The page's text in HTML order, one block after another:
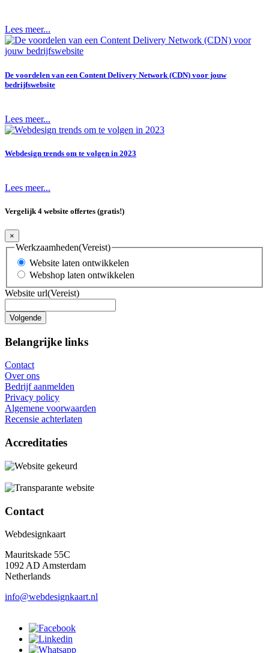
Lees meer...
De voordelen van een Content Delivery Network (CDN) voor jouw
bedrijfswebsite
Lees meer...
Webdesign trends om te volgen in 2023
Lees meer...
Vergelijk 4 website offertes (gratis!)
×
Werkzaamheden(Vereist)
Website laten ontwikkelen
Webshop laten ontwikkelen
Website url(Vereist)
Belangrijke links
Contact
Over ons
Bedrijf aanmelden
Privacy policy
Algemene voorwaarden
Recensie achterlaten
Accreditaties
Contact
Webdesignkaart
Mauritskade 55C
1092 AD Amsterdam
Netherlands
info@webdesignkaart.nl